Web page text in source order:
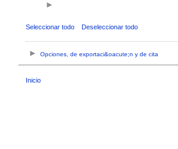
Seleccionar todo Deseleccionar todo
Opciones, de exportaci&oacute;n y de cita
Inicio